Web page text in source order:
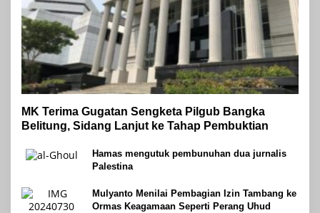
MK Terima Gugatan Sengketa Pilgub Bangka
Belitung, Sidang Lanjut ke Tahap Pembuktian
Hamas mengutuk pembunuhan dua jurnalis
Palestina
Mulyanto Menilai Pembagian Izin Tambang ke
Ormas Keagamaan Seperti Perang Uhud